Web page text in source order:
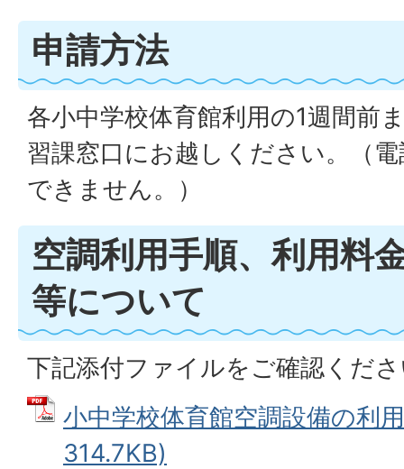
申請方法
各小中学校体育館利用の1週間前
習課窓口にお越しください。（
できません。）
空調利用手順、利用料
等について
下記添付ファイルをご確認くだ
小中学校体育館空調設備の利
314.7KB)